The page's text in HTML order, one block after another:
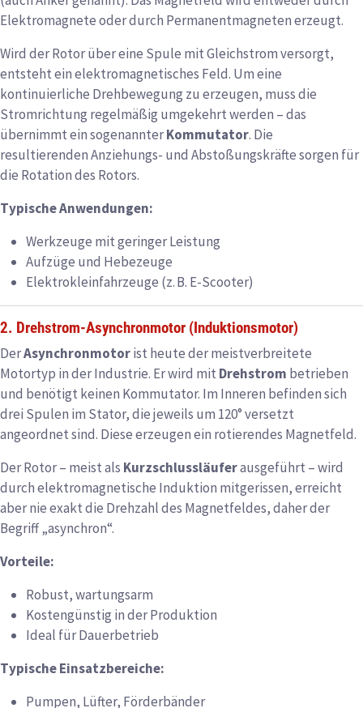
Elektromagnete oder durch Permanentmagneten erzeugt.
Wird der Rotor über eine Spule mit Gleichstrom versorgt,
entsteht ein elektromagnetisches Feld. Um eine
kontinuierliche Drehbewegung zu erzeugen, muss die
Stromrichtung regelmäßig umgekehrt werden – das
übernimmt ein sogenannterKommutator. Die
resultierenden Anziehungs- und Abstoßungskräfte sorgen für
die Rotation des Rotors.
Typische Anwendungen:
Werkzeuge mit geringer Leistung
Aufzüge und Hebezeuge
Elektrokleinfahrzeuge (z. B. E-Scooter)
2. Drehstrom-Asynchronmotor (Induktionsmotor)
DerAsynchronmotorist heute der meistverbreitete
Motortyp in der Industrie. Er wird mit Drehstrom betrieben
und benötigt keinen Kommutator. Im Inneren befinden sich
drei Spulen im Stator, die jeweils um 120° versetzt
angeordnet sind. Diese erzeugen ein rotierendes Magnetfeld.
Der Rotor – meist als Kurzschlussläuferausgeführt – wird
durch elektromagnetische Induktion mitgerissen, erreicht
aber nie exakt die Drehzahl des Magnetfeldes, daher der
Begriff „asynchron“.
Vorteile:
Robust, wartungsarm
Kostengünstig in der Produktion
Ideal für Dauerbetrieb
Typische Einsatzbereiche:
Pumpen, Lüfter, Förderbänder